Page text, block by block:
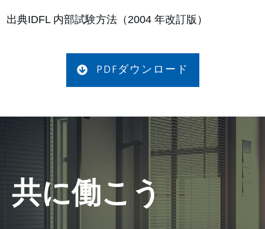
出典IDFL 内部試験方法（2004 年改訂版）
PDFダウンロード
共に働こう